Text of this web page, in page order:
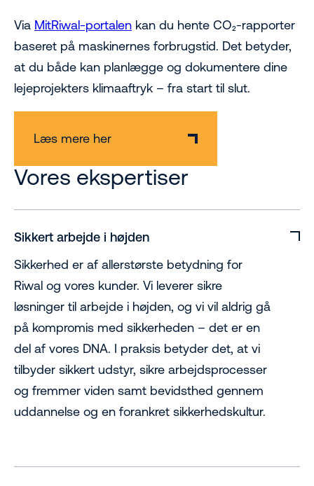
Via MitRiwal-portalen kan du hente CO₂-rapporter
baseret på maskinernes forbrugstid. Det betyder,
at du både kan planlægge og dokumentere dine
lejeprojekters klimaaftryk – fra start til slut.
Læs mere her
Vores ekspertiser
Sikkert arbejde i højden
Sikkerhed er af allerstørste betydning for
Riwal og vores kunder. Vi leverer sikre
løsninger til arbejde i højden, og vi vil aldrig gå
på kompromis med sikkerheden – det er en
del af vores DNA. I praksis betyder det, at vi
tilbyder sikkert udstyr, sikre arbejdsprocesser
og fremmer viden samt bevidsthed gennem
uddannelse og en forankret sikkerhedskultur.